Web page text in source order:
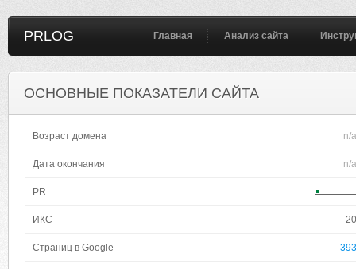
PRLOG Главная Анализ сайта
ОСНОВНЫЕ ПОКАЗАТЕЛИ САЙТА
Возраст домена n/a
Дата окончания n/a
PR
ИКС 20
Страниц в Google 393